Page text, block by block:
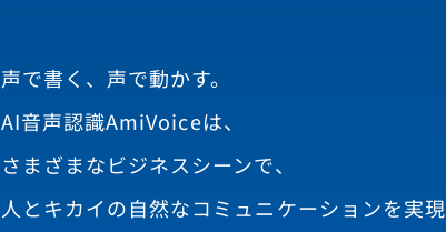
声で書く、声で動かす。
AI音声認識AmiVoiceは、
さまざまなビジネスシーンで、
人とキカイの自然なコミュニケーションを実現